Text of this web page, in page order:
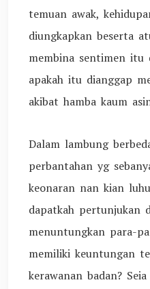
temuan awak,
diungkapkan beserta
membina sentimen
apakah itu dianggap
akibat hamba kaum
Dalam lambung
perbantahan yg
keonaran nan kian
dapatkah pertunjukan
menuntungkan para-
memiliki keuntungan
kerawanan badan?